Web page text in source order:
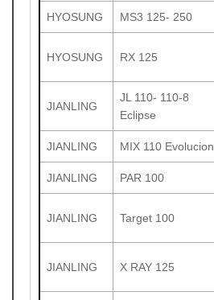
HYOSUNG MS3 125- 250
HYOSUNG RX 125
JIANLING
JL 110- 110-8
Eclipse
JIANLING MIX 110 Evolucion
JIANLING PAR 100
JIANLING Target 100
JIANLING X RAY 125